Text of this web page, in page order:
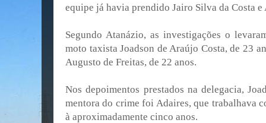
equipe já havia prendido Jairo Silva da Costa e
Segundo Atanázio, as investigações o
moto taxista Joadson de Araújo Costa, de 23
Augusto de Freitas, de 22 anos.
Nos depoimentos prestados na delegacia,
mentora do crime foi Adaires, que trabalhava
à aproximadamente cinco anos.